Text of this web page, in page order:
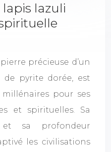
lazuli
précieuse d’un
pyrite dorée, est
pour ses
et spirituelles. Sa
sa profondeur
les civilisations